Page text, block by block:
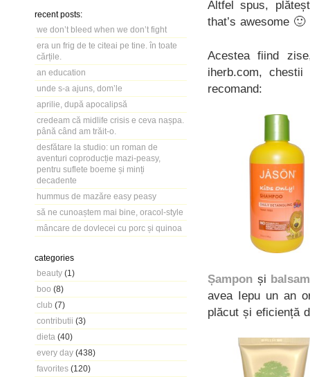
recent posts:
we don’t bleed when we don’t fight
era un frig de te citeai pe tine. în toate
cărțile.
an education
unde s-a ajuns, dom’le
aprilie, după apocalipsă
credeam că midlife crisis e ceva nașpa.
până când am trăit-o.
desfătare la studio: un roman de
aventuri coproducție mazi-peasy,
pentru suflete boeme și minți
decadente
hummus de mazăre easy peasy
să ne cunoaștem mai bine, oracol-style
mâncare de dovlecei cu porc și quinoa
categories
beauty (1)
boo (8)
club (7)
contributii (3)
dieta (40)
every day (438)
favorites (120)
Altfel spus,
that’s awesome 🙂
Acestea fiind
iherb.com,
recomand:
Șampon și balsam
avea Iepu un an
plăcut și eficiență